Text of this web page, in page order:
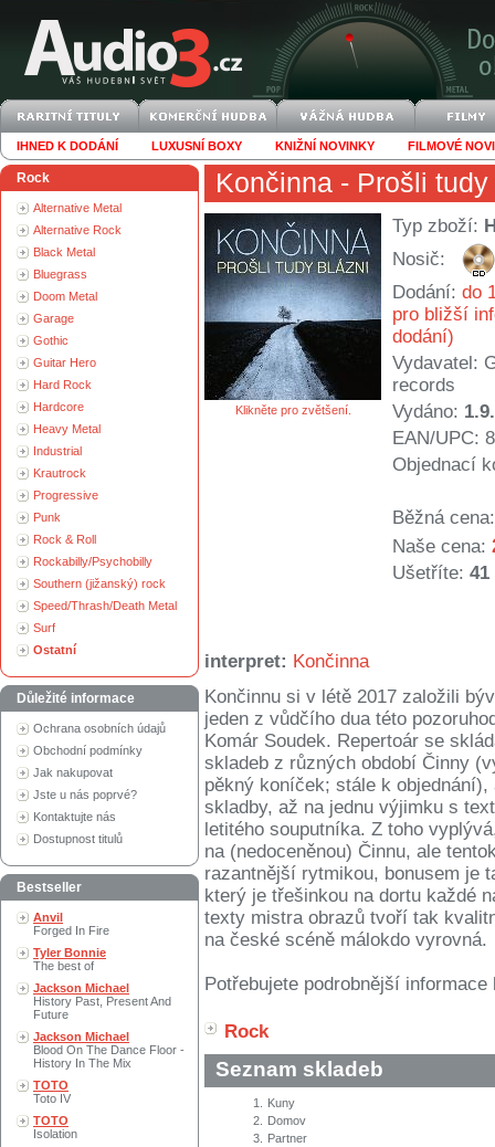
IHNED K DODÁNÍ LUXUSNÍ BOXY KNIŽNÍ NOVINKY FILMOVÉ
Rock
Alternative Metal
Alternative Rock
Black Metal
Bluegrass
Doom Metal
Garage
Gothic
Guitar Hero
Hard Rock
Hardcore
Heavy Metal
Industrial
Krautrock
Progressive
Punk
Rock & Roll
Rockabilly/Psychobilly
Southern (jižanský) rock
Speed/Thrash/Death Metal
Surf
Ostatní
Důležité informace
Ochrana osobních údajů
Obchodní podmínky
Jak nakupovat
Jste u nás poprvé?
Kontaktujte nás
Dostupnost titulů
Bestseller
Anvil
Forged In Fire
Tyler Bonnie
The best of
Jackson Michael
History Past, Present And
Future
Jackson Michael
Blood On The Dance Floor -
History In The Mix
TOTO
Toto IV
TOTO
Isolation
Končinna - Prošli
Klikněte pro zvětšení.
Typ zboží:
Nosič:
Dodání: do
pro bližší
dodání)
Vydavatel:
records
Vydáno:
EAN/UPC:
Objednací
Běžná cena:
Naše cena:
Ušetříte: 41
interpret: Končinna
Končinnu si v létě 2017 založili
jeden z vůdčího dua této
Komár Soudek. Repertoár se
skladeb z různých období Činny
pěkný koníček; stále k
skladby, až na jednu výjimku s
letitého souputníka. Z toho
na (nedoceněnou) Činnu, ale
razantnější rytmikou, bonusem je
který je třešinkou na dortu každé
texty mistra obrazů tvoří tak
na české scéně málokdo vyrovná.
Potřebujete podrobnější
Rock
Seznam skladeb
1.
Kuny
2.
Domov
3.
Partner